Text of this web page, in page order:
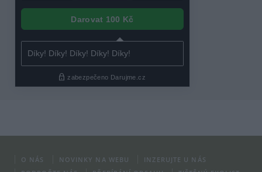
O NÁS NOVINKY NA WEBU
INZERUJTE U NÁS